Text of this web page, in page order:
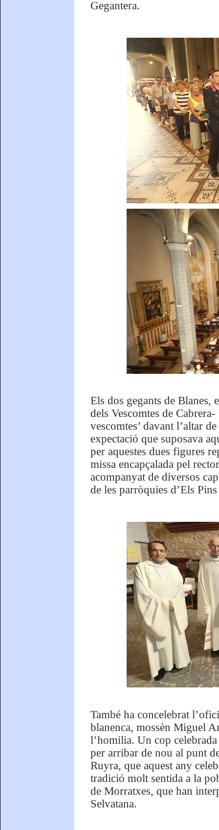
Gegantera.
Els dos gegants de Blanes,
dels Vescomtes de
vescomtes’ davant l’altar
expectació que suposava
per aquestes dues figures
missa encapçalada pel
acompanyat de diversos
de les parròquies d’Els
També ha concelebrat
blanenca, mossèn Miguel
l’homilia. Un cop
per arribar de nou al punt
Ruyra, que aquest any
tradició molt sentida a la
de Morratxes, que han
Selvatana.